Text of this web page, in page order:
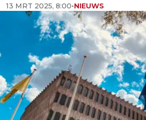
13 MRT 2025, 8:00•NIEUWS